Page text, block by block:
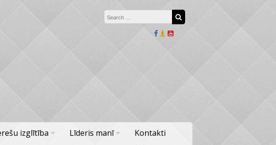
izglītība Līderis manī Kontakti